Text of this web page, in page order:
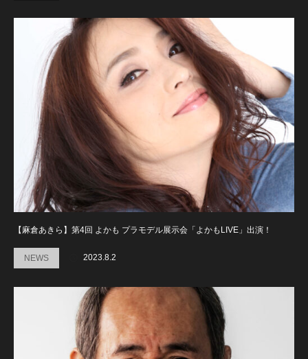
【麻倉あきら】第4回 よかも プラモデル展示会「よかもLIVE」出演！
NEWS 2023.8.2